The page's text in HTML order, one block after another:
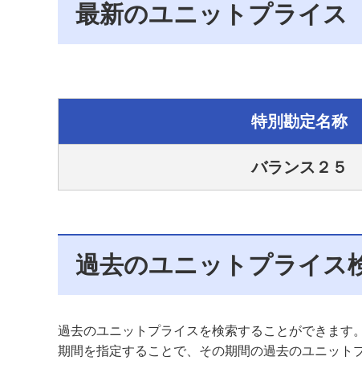
最新のユニットプライス
特別勘定名称
バランス２５
過去のユニットプライス
過去のユニットプライスを検索することができます。
期間を指定することで、その期間の過去のユニット